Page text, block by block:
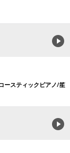
ースティックピアノ/笙